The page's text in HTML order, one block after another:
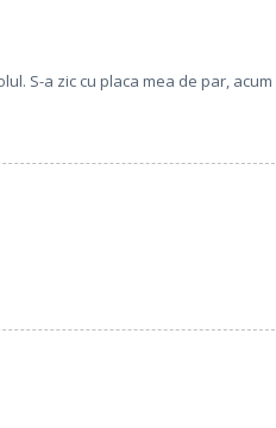
S-a zic cu placa mea de par, acum